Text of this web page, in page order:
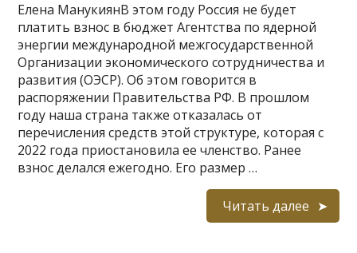
Елена МанукиянВ этом году Россия не будет
платить взнос в бюджет Агентства по ядерной
энергии международной межгосударственной
Организации экономического сотрудничества и
развития (ОЭСР). Об этом говорится в
распоряжении Правительства РФ. В прошлом
году наша страна также отказалась от
перечисления средств этой структуре, которая с
2022 года приостановила ее членство. Ранее
взнос делался ежегодно. Его размер …
Читать далее